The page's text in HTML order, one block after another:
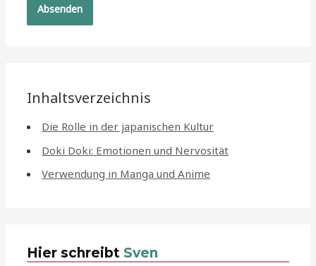
Inhaltsverzeichnis
Die Rolle in der japanischen Kultur
Doki Doki: Emotionen und Nervosität
Verwendung in Manga und Anime
Hier schreibt Sven